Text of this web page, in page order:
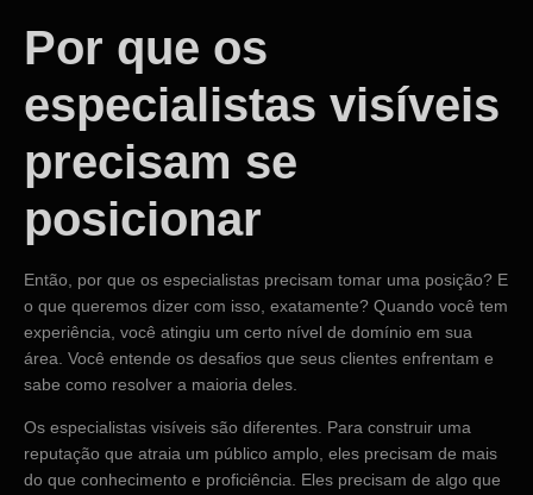
Por que os
especialistas visíveis
precisam se
posicionar
Então, por que os especialistas precisam tomar uma posição? E
o que queremos dizer com isso, exatamente? Quando você tem
experiência, você atingiu um certo nível de domínio em sua
área. Você entende os desafios que seus clientes enfrentam e
sabe como resolver a maioria deles.
Os especialistas visíveis são diferentes. Para construir uma
reputação que atraia um público amplo, eles precisam de mais
do que conhecimento e proficiência. Eles precisam de algo que